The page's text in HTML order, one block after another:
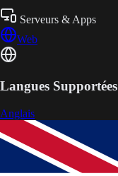
Serveurs & Apps
Web
Langues Supportées
Anglais